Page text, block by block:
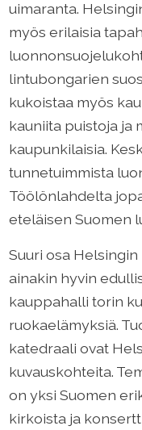
uimaranta.
myös erilaisia
lintubongarien
kukoistaa myös
kauniita puistoja ja
kaupunkilaisia.
tunnetuimmista
Töölönlahdelta
eteläisen Suomen
Suuri osa
ainakin hyvin
kauppahalli torin
ruokaelämyksiä.
katedraali ovat
kuvauskohteita.
on yksi Suomen
kirkoista ja